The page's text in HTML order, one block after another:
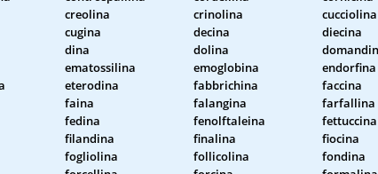
creolina crinolina
cucciolina
cugina decina
diecina
dina dolina
ematossilina emoglobina
endorfina
eterodina fabbrichina
faccina
faina falangina
farfallina
fedina fenolftaleina
fettuccina
filandina finalina
fiocina
fogliolina follicolina
fondina